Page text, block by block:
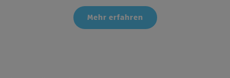
Mehr erfahren